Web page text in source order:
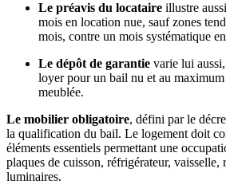
Le préavis du locataire illustre
mois en location nue, sauf zones
mois, contre un mois systématique
Le dépôt de garantie varie lui
loyer pour un bail nu et au
meublée.
Le mobilier obligatoire, défini par le
la qualification du bail. Le logement doit
éléments essentiels permettant une
plaques de cuisson, réfrigérateur, vaisselle,
luminaires.